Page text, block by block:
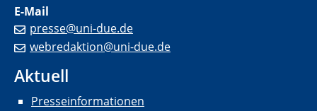
E-Mail
presse@uni-due.de
webredaktion@uni-due.de
Aktuell
Presseinformationen